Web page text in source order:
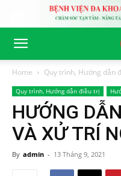
Home Quy trình, Hướng dẫn
Quy trình, Hướng dẫn điều trị
HƯỚNG
VÀ XỬ TRÍ
By admin - 13 Tháng 9, 2021